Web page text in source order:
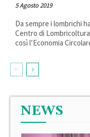
5 Agosto 2019
Da sempre i lombrichi
Centro di
così l’Economia
NEWS